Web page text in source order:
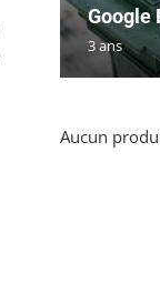
Google
3 ans
Aucun